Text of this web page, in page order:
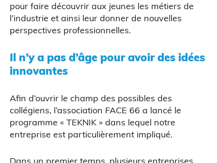
Figurine bobble head
pour faire découvrir aux jeunes les métiers de
l’industrie et ainsi leur donner de nouvelles
perspectives professionnelles.
Il n’y a pas d’âge pour avoir des idées
innovantes
Afin d’ouvrir le champ des possibles des
collégiens, l’association FACE 66 a lancé le
programme « TEKNIK » dans lequel notre
entreprise est particulièrement impliqué.